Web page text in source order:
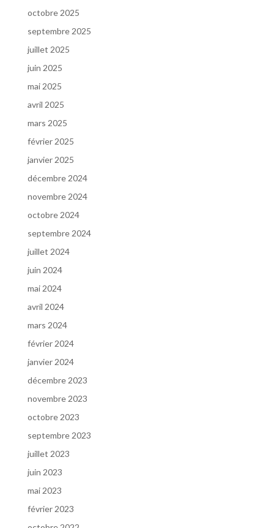
octobre 2025
septembre 2025
juillet 2025
juin 2025
mai 2025
avril 2025
mars 2025
février 2025
janvier 2025
décembre 2024
novembre 2024
octobre 2024
septembre 2024
juillet 2024
juin 2024
mai 2024
avril 2024
mars 2024
février 2024
janvier 2024
décembre 2023
novembre 2023
octobre 2023
septembre 2023
juillet 2023
juin 2023
mai 2023
février 2023